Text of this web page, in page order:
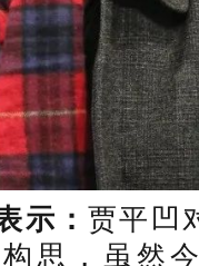
示：贾平凹
思，虽然